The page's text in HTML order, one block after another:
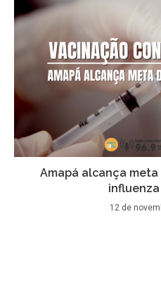
Amapá alcança
influenza
12 de